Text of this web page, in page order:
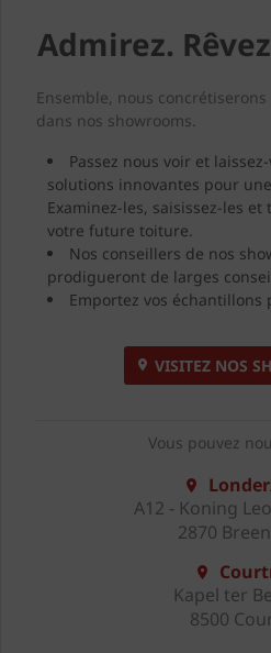
Admirez.
Ensemble, nous
dans nos showrooms.
Passez nous voir et
solutions innovantes pour
Examinez-les, saisissez-les
votre future toiture.
Nos conseillers de nos
prodigueront de larges
Emportez vos échantillons
VISITEZ NOS
Vous pouvez
A12 - Koning
2870
Kapel ter
8500